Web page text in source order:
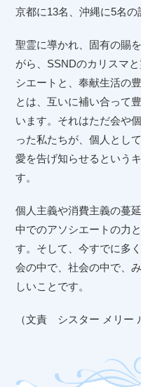
京都に13名、沖縄に5名の
聖霊に導かれ、固有の賜
がら、SSNDのカリスマ
シエートと、奉献生活の
とは、互いに補い合って
います。それはただ会や
った私たちが、個人とし
愛を告げ知らせるという
す。
個人主義や消費主義の蔓
中でのアソシエートの力
す。そして、今すでに多
会の中で、社会の中で、
しいことです。
（文責 シスター メリー